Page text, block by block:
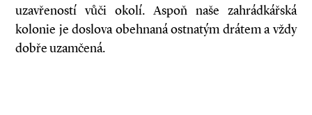
uzavřeností vůči okolí. Aspoň naše zahrádkářská
kolonie je doslova obehnaná ostnatým drátem a vždy
dobře uzamčená.